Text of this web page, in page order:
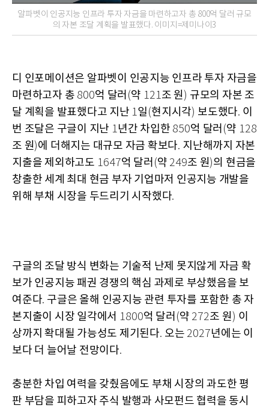
알파벳이 인공지능 인프라 투자 자금을 마련하고자 총 800억 달러 규모
의 자본 조달 계획을 발표했다. 이미지=제미나이3
디 인포메이션은 알파벳이 인공지능 인프라 투자 자금을
마련하고자 총 800억 달러 (약 121조 원 ) 규모의 자본 조
달 계획을 발표했다고 지난 1일 (현지시각) 보도했다. 이
번 조달은 구글이 지난 1년간 차입한 850억 달러 (약 128
조 원)에 더해지는 대규모 자금 확보다. 지난해까지 자본
지출을 제외하고도 1647억 달러 (약 249조 원)의 현금을
창출한 세계 최대 현금 부자 기업마저 인공지능 개발을
위해 부채 시장을 두드리기 시작했다.
구글의 조달 방식 변화는 기술적 난제 못지않게 자금 확
보가 인공지능 패권 경쟁의 핵심 과제로 부상했음을 보
여준다. 구글은 올해 인공지능 관련 투자를 포함한 총 자
본지출이 시장 일각에서 1800억 달러 (약 272조 원 ) 이
상까지 확대될 가능성도 제기된다. 오는 2027년에는 이
보다 더 늘어날 전망이다.
충분한 차입 여력을 갖췄음에도 부채 시장의 과도한 평
판 부담을 피하고자 주식 발행과 사모펀드 협력을 동시